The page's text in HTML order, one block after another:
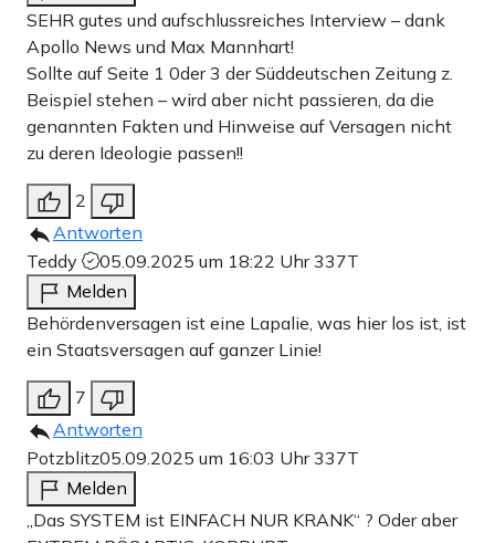
SEHR gutes und aufschlussreiches Interview – dank
Apollo News und Max Mannhart!
Sollte auf Seite 1 0der 3 der Süddeutschen Zeitung z.
Beispiel stehen – wird aber nicht passieren, da die
genannten Fakten und Hinweise auf Versagen nicht
zu deren Ideologie passen!!
2
Antworten
Teddy
05.09.2025 um 18:22 Uhr337T
Melden
Behördenversagen ist eine Lapalie, was hier los ist, ist
ein Staatsversagen auf ganzer Linie!
7
Antworten
Potzblitz05.09.2025 um 16:03 Uhr337T
Melden
„Das SYSTEM ist EINFACH NUR KRANK“ ? Oder aber